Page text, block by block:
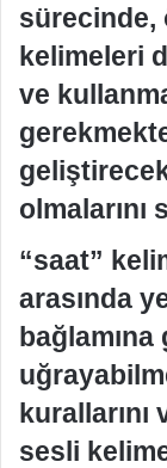
sürecinde,
kelimeleri
ve
olmalarını
“saat”
arasında
kurallarını
sesli